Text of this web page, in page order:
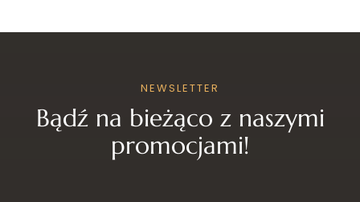
NEWSLETTER
Bądź na bieżąco z naszymi
promocjami!